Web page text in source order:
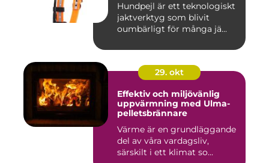
Hundpejl är ett teknologiskt
jaktverktyg som blivit
oumbärligt för många jä...
29. okt
Effektiv och miljövänlig
uppvärmning med Ulma-
pelletsbrännare
Värme är en grundläggande
del av våra vardagsliv,
särskilt i ett klimat so...